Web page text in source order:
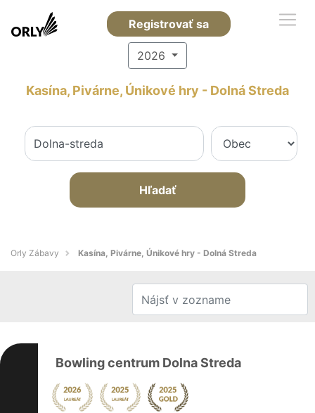
Registrovať sa
2026
Kasína, Pivárne, Únikové hry - Dolná Streda
Hľadať
Orly Zábavy Kasína, Pivárne, Únikové hry - Dolná Streda
Bowling centrum Dolna Streda